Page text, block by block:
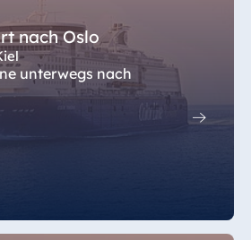
nach Oslo
unterwegs nach